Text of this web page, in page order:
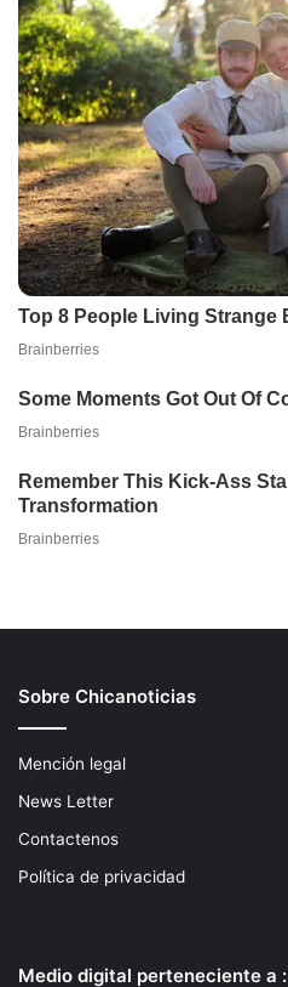
Sobre Chicanoticias
Mención legal
News Letter
Contactenos
Política de privacidad
Medio digital perteneciente a :